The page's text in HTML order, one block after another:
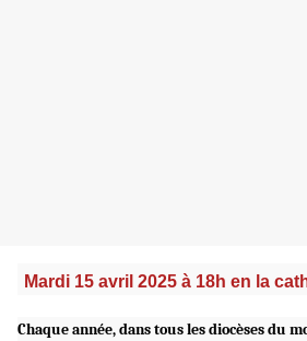
Mardi 15 avril 2025 à 18h en la
Chaque année, dans tous les diocèses du